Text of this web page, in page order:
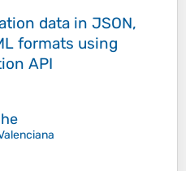
data in JSON,
formats using
API